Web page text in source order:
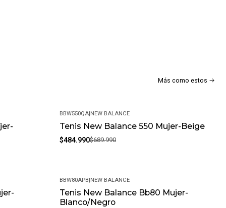
Un Equilibrio Perfecto Entre Estilo Clásico, Durabilidad Y
Más como estos
-30%
BBW550QA|NEW BALANCE
Tenis New Balance 550 Mujer-Beige
$484.990$689.990
-40%
BBW80APB|NEW BALANCE
Tenis New Balance Bb80 Mujer-
Blanco/Negro